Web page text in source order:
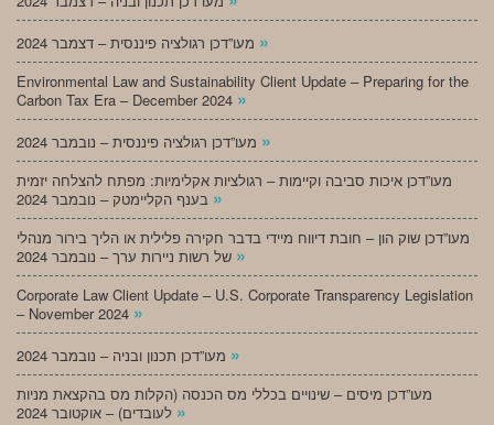
»
Environmental Law and Sustainability Client Update – Preparing for the
Carbon Tax Era – December 2024 »
»
מעו”דכן איכות סביבה וקיימות – רגולציות אקלימיות: מפתח להצלחה יזמית
»
מעו”דכן שוק הון – חובת דיווח מיידי בדבר חקירה פלילית או הליך בירור מנהלי
»
Corporate Law Client Update – U.S. Corporate Transparency Legislation
– November 2024 »
»
מעו”דכן מיסים – שינויים בכללי מס הכנסה (הקלות מס בהקצאת מניות
»